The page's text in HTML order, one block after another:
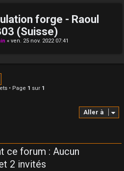
forge - Raoul
(Suisse)
« ven. 25 nov. 2022 07:41
• Page 1 sur 1
Aller à
ce forum : Aucun
2 invités